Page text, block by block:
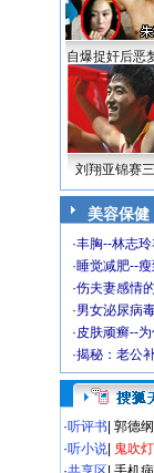
自爆捉奸后恶
刘翔亚锦赛
美容保健
·丰胸--林志
·睡觉减肥--
·伤夫妻感情
·男女泌尿病
·皮肤顽癣--
·揭秘：老公
·听评书 郭德
·听小说 鬼吹